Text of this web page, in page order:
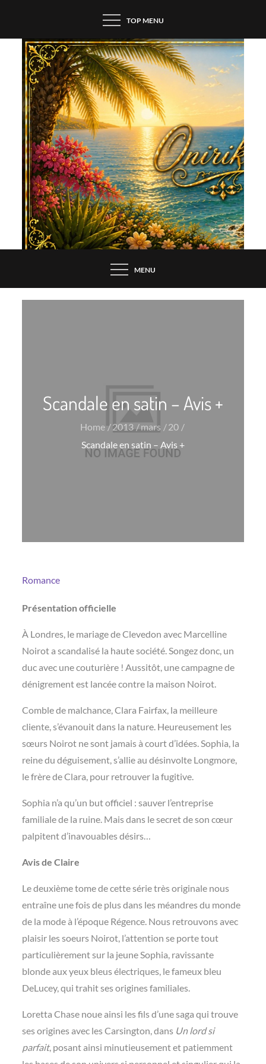
content
TOP MENU
MENU
Scandale en satin – Avis +
Home 2013 mars
20
Scandale en satin – Avis +
Romance
Présentation officielle
À Londres, le mariage de Clevedon avec Marcelline
Noirot a scandalisé la haute société. Songez donc, un
duc avec une couturière ! Aussitôt, une campagne de
dénigrement est lancée contre la maison Noirot.
Comble de malchance, Clara Fairfax, la meilleure
cliente, s’évanouit dans la nature. Heureusement les
sœurs Noirot ne sont jamais à court d’idées. Sophia, la
reine du déguisement, s’allie au désinvolte Longmore,
le frère de Clara, pour retrouver la fugitive.
Sophia n’a qu’un but officiel : sauver l’entreprise
familiale de la ruine. Mais dans le secret de son cœur
palpitent d’inavouables désirs…
Avis de Claire
Le deuxième tome de cette série très originale nous
entraîne une fois de plus dans les méandres du monde
de la mode à l’époque Régence. Nous retrouvons avec
plaisir les soeurs Noirot, l’attention se porte tout
particulièrement sur la jeune Sophia, ravissante
blonde aux yeux bleus électriques, le fameux bleu
DeLucey, qui trahit ses origines familiales.
Loretta Chase noue ainsi les fils d’une saga qui trouve
ses origines avec les Carsington, dans Un lord si
parfait, posant ainsi minutieusement et patiemment